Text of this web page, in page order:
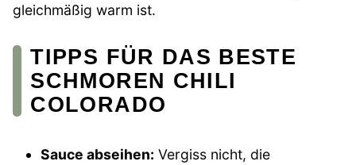
gleichmäßig warm ist.
TIPPS FÜR DAS BESTE
SCHMOREN CHILI
COLORADO
Sauce abseihen: Vergiss nicht, die